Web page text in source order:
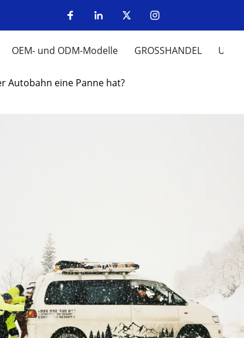
OEM- und ODM-Modelle GROSSHANDEL UM
Autobahn eine Panne hat?